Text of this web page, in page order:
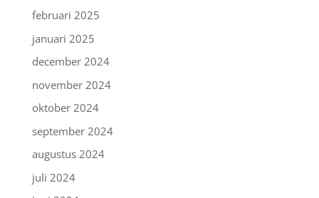
februari 2025
januari 2025
december 2024
november 2024
oktober 2024
september 2024
augustus 2024
juli 2024